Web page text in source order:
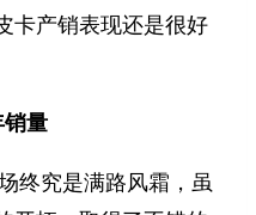
卡产销表现还是很好
量
究是满路风霜，虽